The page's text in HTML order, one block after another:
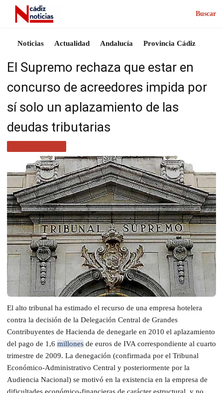
Buscar
Noticias Actualidad Andalucía Provincia Cádiz
El Supremo rechaza que estar en
concurso de acreedores impida por
sí solo un aplazamiento de las
deudas tributarias
El alto tribunal ha estimado el recurso de una empresa hotelera
contra la decisión de la Delegación Central de Grandes
Contribuyentes de Hacienda de denegarle en 2010 el aplazamiento
del pago de 1,6 millones de euros de IVA correspondiente al cuarto
trimestre de 2009. La denegación (confirmada por el Tribunal
Económico-Administrativo Central y posteriormente por la
Audiencia Nacional) se motivó en la existencia en la empresa de